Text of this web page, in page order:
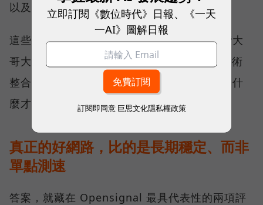
以及全台網路在線率 No.1 多項榮譽。
這些獎項反映的不只是網路順暢，更代表台灣大
哥大長期投入頻譜布局、基地台建設與 5G 技術
整合所累積的成果，也讓外界重新思考：究竟什
麼才是真正的好網路？
真正的好網路，比的是長期穩定、而非
單點測速
答案，就藏在 Opensignal 最具代表性的兩項評
立即訂閱《數位時代》日報、《一天
一AI》圖解日報
訂閱即同意 巨思文化隱私權政策